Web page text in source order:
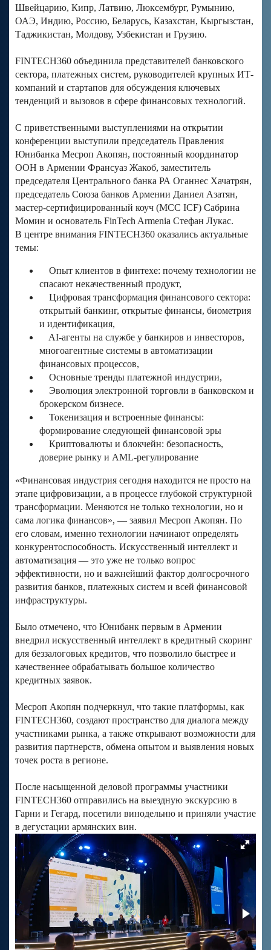
Швейцарию, Кипр, Латвию, Люксембург, Румынию,
ОАЭ, Индию, Россию, Беларусь, Казахстан, Кыргызстан,
Таджикистан, Молдову, Узбекистан и Грузию.
FINTECH360 объединила представителей банковского
сектора, платежных систем, руководителей крупных ИТ-
компаний и стартапов для обсуждения ключевых
тенденций и вызовов в сфере финансовых технологий.
С приветственными выступлениями на открытии
конференции выступили председатель Правления
Юнибанка Месроп Акопян, постоянный координатор
ООН в Армении Франсуаз Жакоб, заместитель
председателя Центрального банка РА Оганнес Хачатрян,
председатель Союза банков Армении Даниел Азатян,
мастер-сертифицированный коуч (MCC ICF) Сабрина
Момин и основатель FinTech Armenia Стефан Лукас.
В центре внимания FINTECH360 оказались актуальные
темы:
Опыт клиентов в финтехе: почему технологии не
спасают некачественный продукт,
Цифровая трансформация финансового сектора:
открытый банкинг, открытые финансы, биометрия
и идентификация,
AI-агенты на службе у банкиров и инвесторов,
многоагентные системы в автоматизации
финансовых процессов,
Основные тренды платежной индустрии,
Эволюция электронной торговли в банковском и
брокерском бизнесе.
Токенизация и встроенные финансы:
формирование следующей финансовой эры
Криптовалюты и блокчейн: безопасность,
доверие рынку и AML-регулирование
«Финансовая индустрия сегодня находится не просто на
этапе цифровизации, а в процессе глубокой структурной
трансформации. Меняются не только технологии, но и
сама логика финансов», — заявил Месроп Акопян. По
его словам, именно технологии начинают определять
конкурентоспособность. Искусственный интеллект и
автоматизация — это уже не только вопрос
эффективности, но и важнейший фактор долгосрочного
развития банков, платежных систем и всей финансовой
инфраструктуры.
Было отмечено, что Юнибанк первым в Армении
внедрил искусственный интеллект в кредитный скоринг
для беззалоговых кредитов, что позволило быстрее и
качественнее обрабатывать большое количество
кредитных заявок.
Месроп Акопян подчеркнул, что такие платформы, как
FINTECH360, создают пространство для диалога между
участниками рынка, а также открывают возможности для
развития партнерств, обмена опытом и выявления новых
точек роста в регионе.
После насыщенной деловой программы участники
FINTECH360 отправились на выездную экскурсию в
Гарни и Гегард, посетили винодельню и приняли участие
в дегустации армянских вин.